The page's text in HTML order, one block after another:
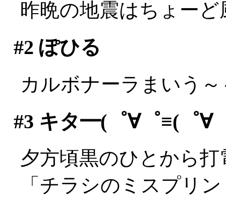
昨晩の地震はちょー
#2 ぽひる
カルボナーラまいう
#3 キタ━(゜∀゜≡(゜∀
夕方頃黒のひとから打
「チラシのミスプリ